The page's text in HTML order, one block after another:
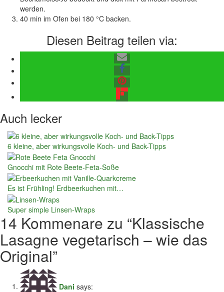
werden.
40 min im Ofen bei 180 °C backen.
Diesen Beitrag teilen via:
Auch lecker
6 kleine, aber wirkungsvolle Koch- und Back-Tipps
Gnocchi mit Rote Beete-Feta-Soße
Es ist Frühling! Erdbeerkuchen mit…
Super simple Linsen-Wraps
14 Kommenare zu “Klassische
Lasagne vegetarisch – wie das
Original”
Dani says: